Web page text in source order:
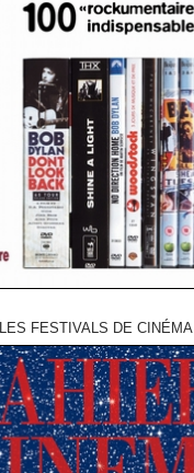
LES FESTIVALS DE CINÉMA